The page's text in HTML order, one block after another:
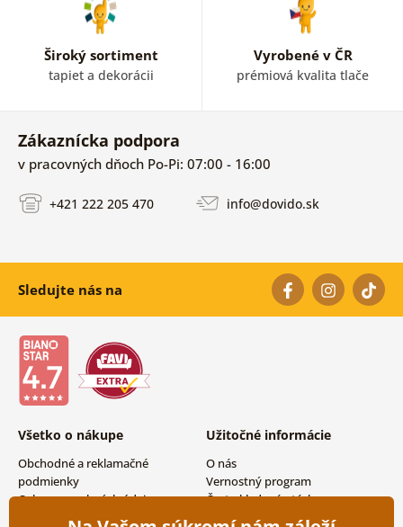
Široký sortiment
tapiet a dekorácii
Vyrobené v ČR
prémiová kvalita tlače
Zákaznícka podpora
v pracovných dňoch Po-Pi: 07:00 - 16:00
+421 222 205 470 info@dovido.sk
Sledujte nás na
Všetko o nákupe
Obchodné a reklamačné
podmienky
Ochrana osobných údajov
Možnosti dopravy a platby
Užitočné informácie
O nás
Vernostný program
Často kladené otázky
Magazín